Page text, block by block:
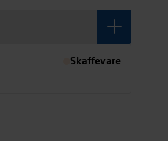
Skaffevare